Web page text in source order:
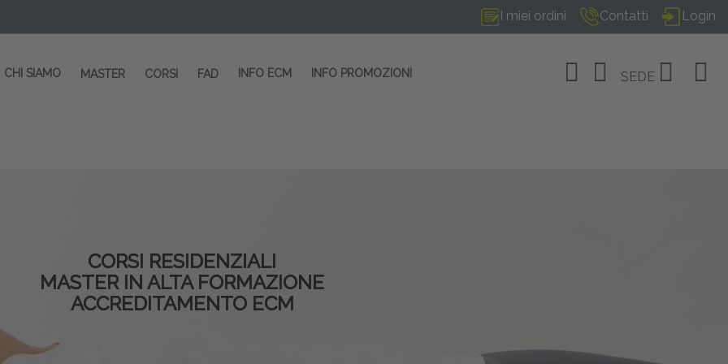
I miei ordini Contatti Login
CHI SIAMO MASTER CORSI FAD INFO ECM INFO PROMOZIONI SEDE
CORSI RESIDENZIALI
MASTER IN ALTA FORMAZIONE
ACCREDITAMENTO ECM